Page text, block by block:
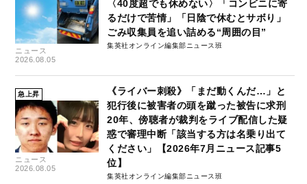
ニュース
2026.08.05
〈40度超でも休めない〉「コンビニに寄
るだけで苦情」「日陰で休むとサボり」
ごみ収集員を追い詰める“周囲の目”
集英社オンライン編集部ニュース班
急上昇
ニュース
2026.08.05
《ライバー刺殺》「まだ動くんだ…」と
犯行後に被害者の頭を蹴った被告に求刑
20年、傍聴者が裁判をライブ配信した疑
惑で審理中断「該当する方は名乗り出て
ください」【2026年7月ニュース記事5
位】
集英社オンライン編集部ニュース班